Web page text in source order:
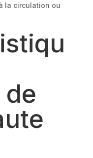
la circulation ou